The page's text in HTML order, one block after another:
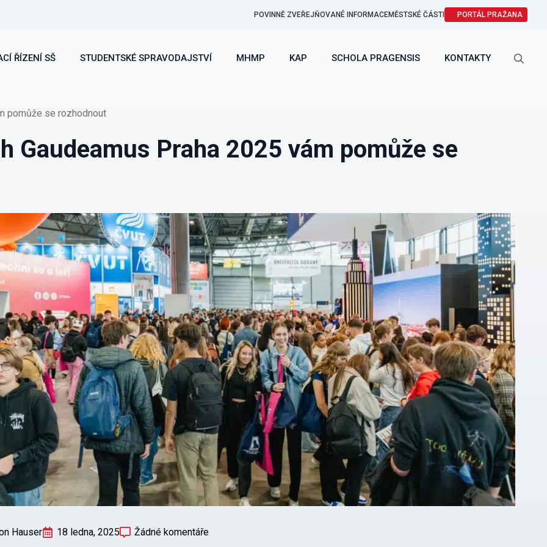
POVINNĚ ZVEŘEJŇOVANÉ INFORMACEMĚSTSKÉ ČÁSTI PORTÁL PRAŽANA
ŘÍZENÍ SŠ STUDENTSKÉ SPRAVODAJSTVÍ MHMP KAP SCHOLA PRAGENSIS KONTAKTY
pomůže se rozhodnout
Gaudeamus Praha 2025 vám pomůže se
Hauser 18 ledna, 2025 Žádné komentáře